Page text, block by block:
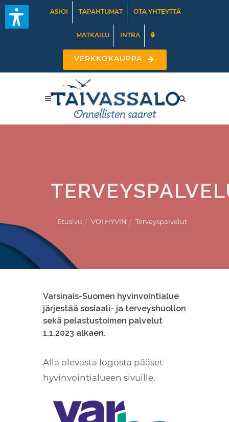
ASIOI TAPAHTUMAT OTA YHTEYTTÄ
MATKAILU INTRA 🔒
VERKKOKAUPPA
Etusivu VOI HYVIN Terveyspalvelut
Varsinais-Suomen hyvinvointialue
järjestää sosiaali- ja terveyshuollon
sekä pelastustoimen palvelut
1.1.2023 alkaen.
Alla olevasta logosta pääset
hyvinvointialueen sivuille.